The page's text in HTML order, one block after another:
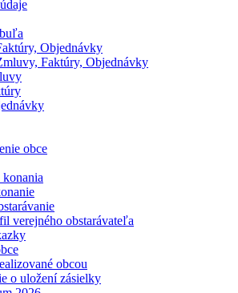
Objednávky
Faktúry, Objednávky
obce
verejného obstarávateľa
obcou
o uložení zásielky